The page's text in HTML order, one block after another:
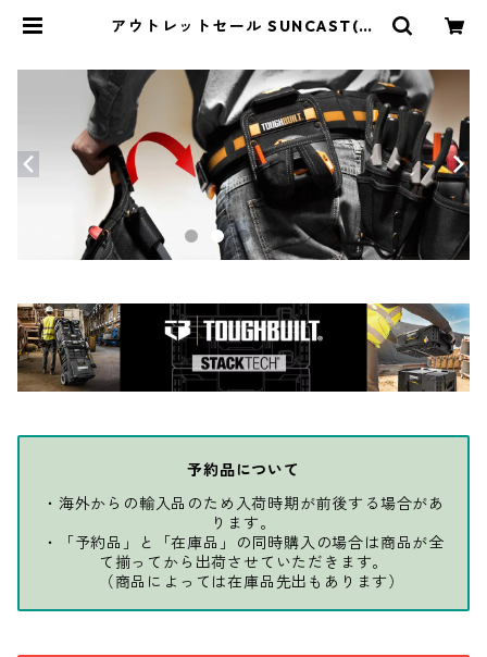
アウトレットセール SUNCAST(サ
予約品について
・海外からの輸入品のため入荷時期が前後する場合があ
ります。
・「予約品」と「在庫品」の同時購入の場合は商品が全
て揃ってから出荷させていただきます。
（商品によっては在庫品先出もあります）